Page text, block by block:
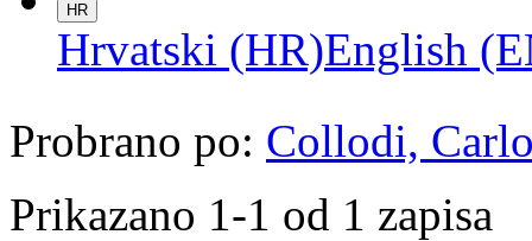
HR
Hrvatski (HR)English
Probrano po: Collodi,
Prikazano 1-1 od 1 zapisa